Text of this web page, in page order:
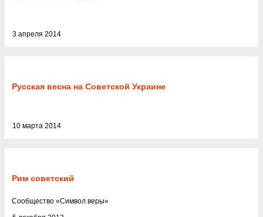
3 апреля 2014
Русская весна на Советской Украине
10 марта 2014
Рим советский
Cообщество «Символ веры»